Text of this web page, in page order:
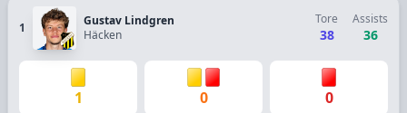
1
Gustav Lindgren
Häcken
Tore
38
Assists
36
1 0 0